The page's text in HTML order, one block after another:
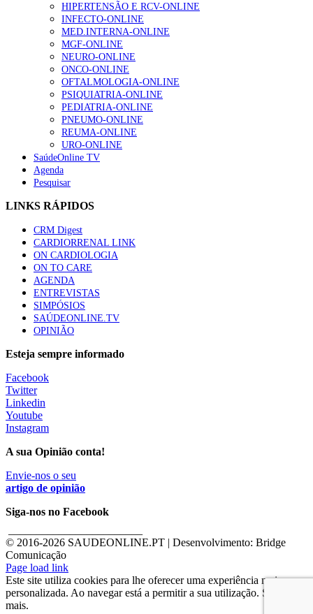
HIPERTENSÃO E RCV-ONLINE
INFECTO-ONLINE
MED.INTERNA-ONLINE
MGF-ONLINE
NEURO-ONLINE
ONCO-ONLINE
OFTALMOLOGIA-ONLINE
PSIQUIATRIA-ONLINE
PEDIATRIA-ONLINE
PNEUMO-ONLINE
REUMA-ONLINE
URO-ONLINE
SaúdeOnline TV
Agenda
Pesquisar
LINKS RÁPIDOS
CRM Digest
CARDIORRENAL LINK
ON CARDIOLOGIA
ON TO CARE
AGENDA
ENTREVISTAS
SIMPÓSIOS
SAÚDEONLINE.TV
OPINIÃO
Esteja sempre informado
Facebook
Twitter
Linkedin
Youtube
Instagram
A sua Opinião conta!
Envie-nos o seu
artigo de opinião
Siga-nos no Facebook
© 2016-2026 SAUDEONLINE.PT | Desenvolvimento: Bridge
Comunicação
Page load link
Este site utiliza cookies para lhe oferecer uma experiência mais
personalizada. Ao navegar está a permitir a sua utilização. Saber
mais.